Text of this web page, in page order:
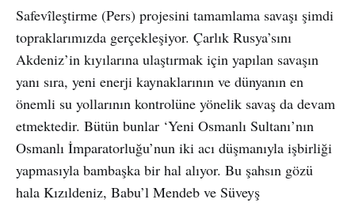
Safevîleştirme (Pers) projesini tamamlama savaşı şimdi
topraklarımızda gerçekleşiyor. Çarlık Rusya’sını
Akdeniz’in kıyılarına ulaştırmak için yapılan savaşın
yanı sıra, yeni enerji kaynaklarının ve dünyanın en
önemli su yollarının kontrolüne yönelik savaş da devam
etmektedir. Bütün bunlar ‘Yeni Osmanlı Sultanı’nın
Osmanlı İmparatorluğu’nun iki acı düşmanıyla işbirliği
yapmasıyla bambaşka bir hal alıyor. Bu şahsın gözü
hala Kızıldeniz, Babu’l Mendeb ve Süveyş